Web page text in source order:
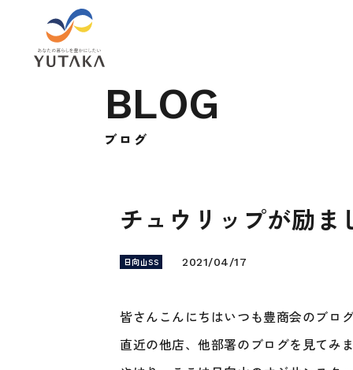
BLOG
ブロ グ
チュウリップが励
日向山SS 2021/04/17
皆さんこんにちはいつも豊商会のブロ
直近の他店、他部署のブログを見てみ